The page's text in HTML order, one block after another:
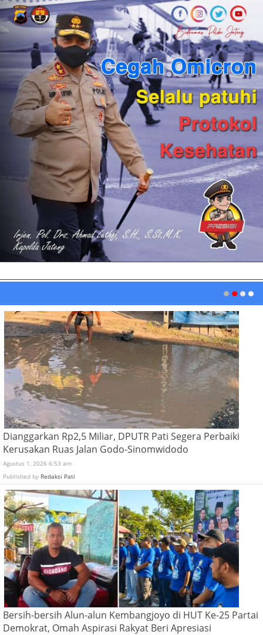
Dianggarkan Rp2,5 Miliar, DPUTR Pati Segera Perbaiki
Kerusakan Ruas Jalan Godo-Sinomwidodo
Agustus 1, 2026 6:53 am
Published by Redaksi Pati
Bersih-bersih Alun-alun Kembangjoyo di HUT Ke-25 Partai
Demokrat, Omah Aspirasi Rakyat Beri Apresiasi